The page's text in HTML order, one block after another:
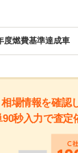
度燃費基準達成車
相場情報を確認
秒入力で査定